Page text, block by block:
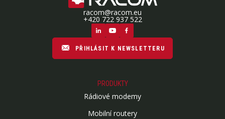
racom@racom.eu
+420 722 937 522
PŘIHLÁSIT K NEWSLETTERU
PRODUKTY
Rádiové modemy
Mobilní routery